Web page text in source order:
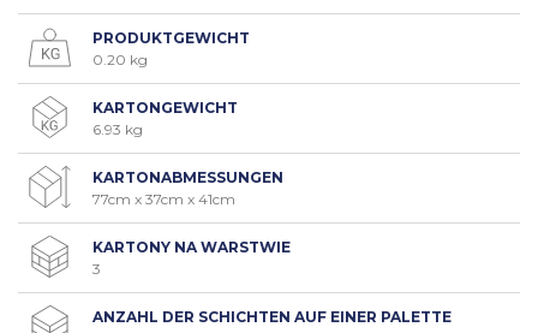
PRODUKTGEWICHT
0.20 kg
KARTONGEWICHT
6.93 kg
KARTONABMESSUNGEN
77cm x 37cm x 41cm
KARTONY NA WARSTWIE
3
ANZAHL DER SCHICHTEN AUF EINER PALETTE